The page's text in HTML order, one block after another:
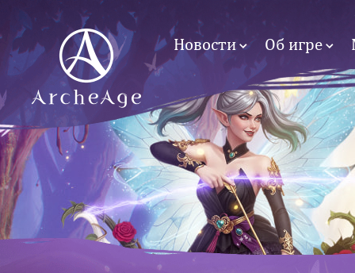
Новости Об игре